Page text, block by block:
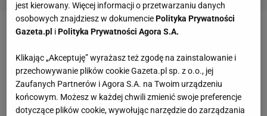
Zobacz wideoKosecki: Od Ljuboi nauczyłem się
pewności siebie i luzu
Sam zawodnik zabrał głos w tej sprawie po ostatnim
meczu ligowym z RC Lens (0:0). -Jesteśmy w
jest kierowany. Więcej informacji o przetwarzaniu danych
osobowych znajdziesz w dokumenciePolityka Prywatności
Gazeta.pl iPolityka Prywatności Agora S.A.
Klikając „Akceptuję” wyrażasz też zgodę na zainstalowanie i
przechowywanie plików cookie Gazeta.pl sp. z o.o., jej
Zaufanych Partnerów i Agora S.A. na Twoim urządzeniu
końcowym. Możesz w każdej chwili zmienić swoje preferencje
dotyczące plików cookie, wywołując narzędzie do zarządzania